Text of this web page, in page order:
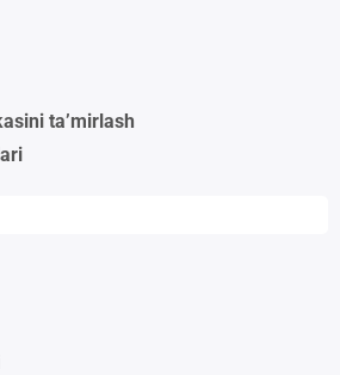
ta’mirlash